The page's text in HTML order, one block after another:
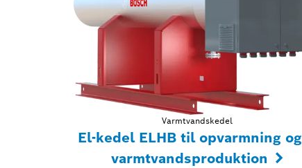
Varmtvandskedel
El-kedel ELHB til opvarmning og
varmtvandsproduktion